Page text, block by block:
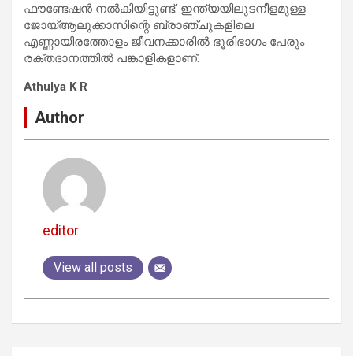
ഫൗണ്ടേഷന്‍ നല്‍കിയിട്ടുണ്ട്. ഇന്ത്യയിലുടനീളമുള്ള
ജോയ്ആലുക്കാസിന്റെ ബ്രാഞ്ചുകളിലെ
എണ്ണായിരത്തോളം ജീവനക്കാരില്‍ ഭൂരിഭാഗം പേരും
രക്തദാനത്തില്‍ പങ്കാളികളാണ്.
Athulya K R
Author
editor
View all posts